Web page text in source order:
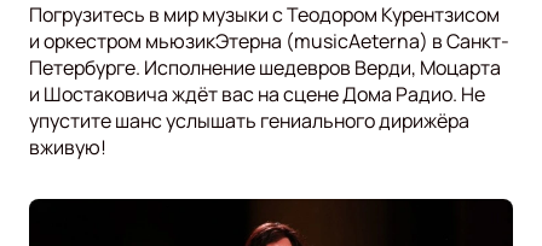
Погрузитесь в мир музыки с Теодором Курентзисом
и оркестром мьюзикЭтерна (musicAeterna) в Санкт-
Петербурге. Исполнение шедевров Верди, Моцарта
и Шостаковича ждёт вас на сцене Дома Радио. Не
упустите шанс услышать гениального дирижёра
вживую!